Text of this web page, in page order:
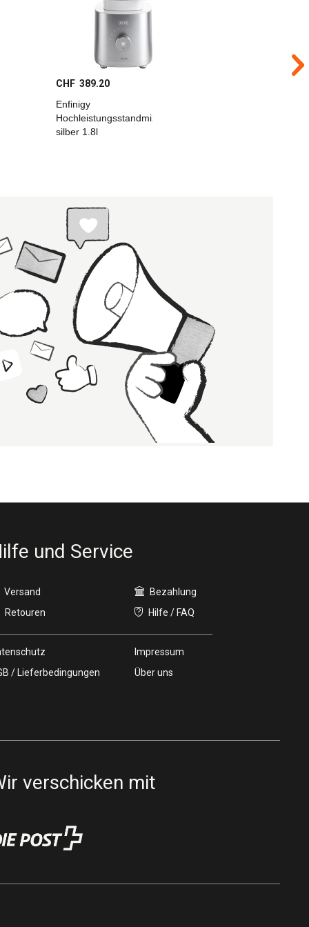
CHF 389.20
Enfinigy
Hochleistungsstandmixer
silber 1.8l
und Service
Versand
Bezahlung
Retouren
Hilfe / FAQ
Impressum
/ Lieferbedingungen
Über uns
verschicken mit